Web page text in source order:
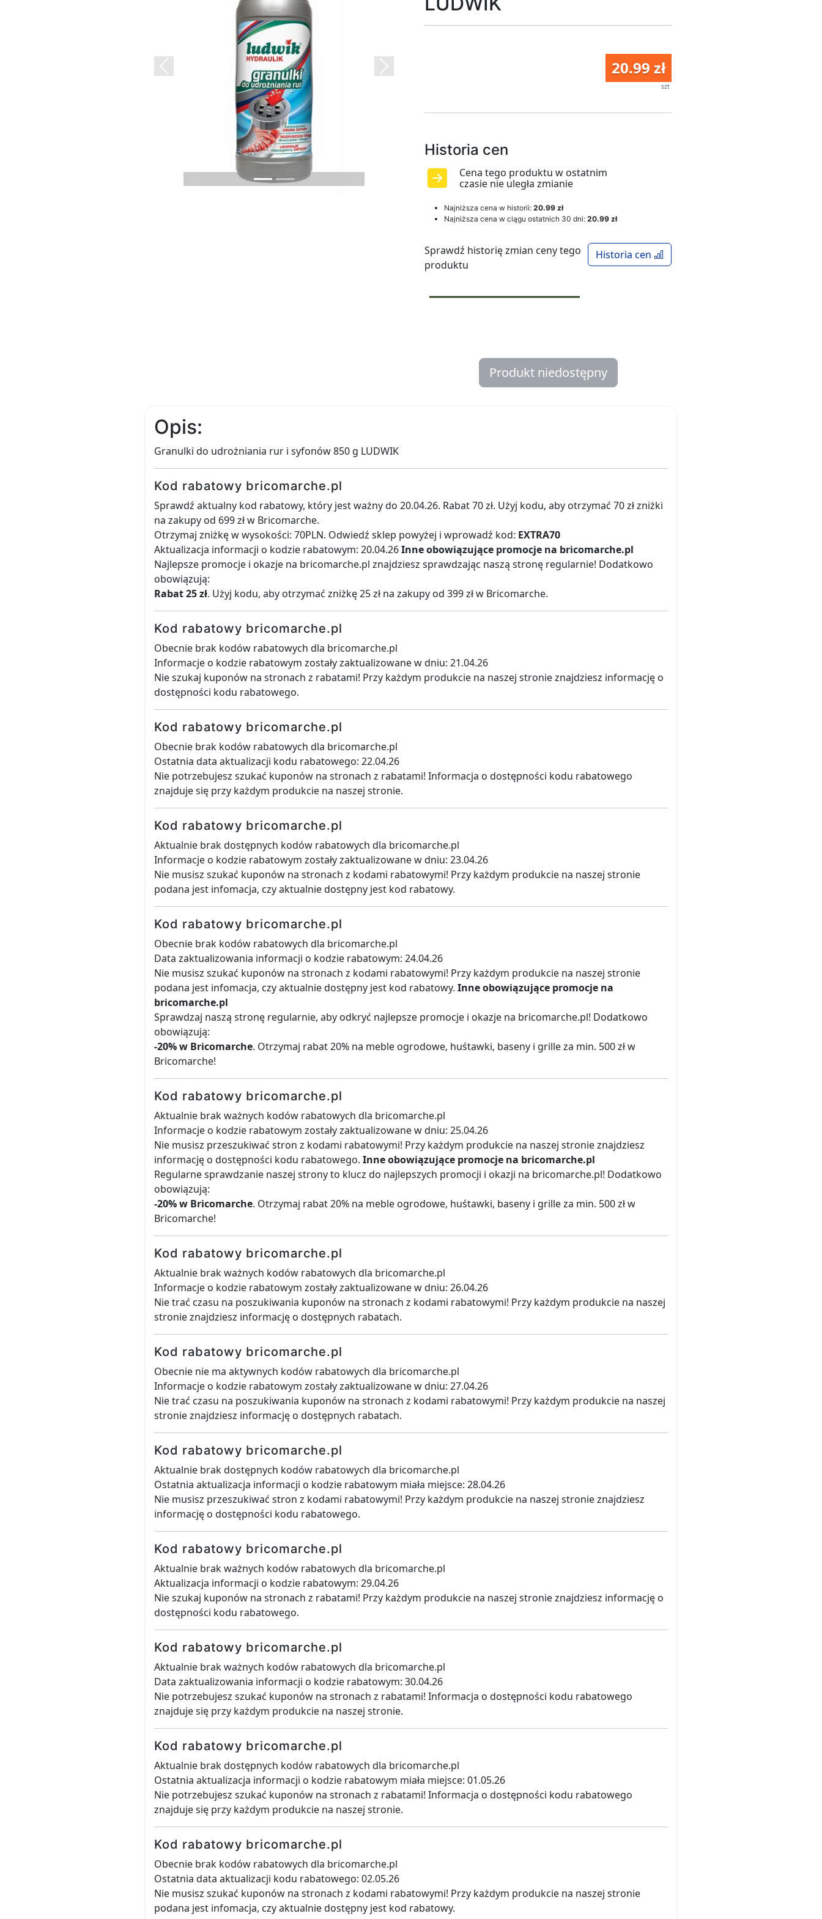
Previous Next 20.99 zł
szt
Historia cen
Cena tego produktu w ostatnim
czasie nie uległa zmianie
Najniższa cena w historii: 20.99 zł
Najniższa cena w ciągu ostatnich 30 dni: 20.99 zł
Historia cen
Sprawdź historię zmian ceny tego
produktu
Produkt niedostępny
Opis:
Granulki do udrożniania rur i syfonów 850 g LUDWIK
Kod rabatowy bricomarche.pl
Sprawdź aktualny kod rabatowy, który jest ważny do 20.04.26. Rabat 70 zł. Użyj kodu, aby otrzymać 70 zł zniżki
na zakupy od 699 zł w Bricomarche.
Otrzymaj zniżkę w wysokości: 70PLN. Odwiedź sklep powyżej i wprowadź kod: EXTRA70
Aktualizacja informacji o kodzie rabatowym: 20.04.26Inne obowiązujące promocje na bricomarche.pl
Najlepsze promocje i okazje na bricomarche.pl znajdziesz sprawdzając naszą stronę regularnie! Dodatkowo
obowiązują:
Rabat 25 zł. Użyj kodu, aby otrzymać zniżkę 25 zł na zakupy od 399 zł w Bricomarche.
Kod rabatowy bricomarche.pl
Obecnie brak kodów rabatowych dla bricomarche.pl
Informacje o kodzie rabatowym zostały zaktualizowane w dniu: 21.04.26
Nie szukaj kuponów na stronach z rabatami! Przy każdym produkcie na naszej stronie znajdziesz informację o
dostępności kodu rabatowego.
Kod rabatowy bricomarche.pl
Obecnie brak kodów rabatowych dla bricomarche.pl
Ostatnia data aktualizacji kodu rabatowego: 22.04.26
Nie potrzebujesz szukać kuponów na stronach z rabatami! Informacja o dostępności kodu rabatowego
znajduje się przy każdym produkcie na naszej stronie.
Kod rabatowy bricomarche.pl
Aktualnie brak dostępnych kodów rabatowych dla bricomarche.pl
Informacje o kodzie rabatowym zostały zaktualizowane w dniu: 23.04.26
Nie musisz szukać kuponów na stronach z kodami rabatowymi! Przy każdym produkcie na naszej stronie
podana jest infomacja, czy aktualnie dostępny jest kod rabatowy.
Kod rabatowy bricomarche.pl
Obecnie brak kodów rabatowych dla bricomarche.pl
Data zaktualizowania informacji o kodzie rabatowym: 24.04.26
Nie musisz szukać kuponów na stronach z kodami rabatowymi! Przy każdym produkcie na naszej stronie
podana jest infomacja, czy aktualnie dostępny jest kod rabatowy. Inne obowiązujące promocje na
bricomarche.pl
Sprawdzaj naszą stronę regularnie, aby odkryć najlepsze promocje i okazje na bricomarche.pl! Dodatkowo
obowiązują:
-20% w Bricomarche. Otrzymaj rabat 20% na meble ogrodowe, huśtawki, baseny i grille za min. 500 zł w
Bricomarche!
Kod rabatowy bricomarche.pl
Aktualnie brak ważnych kodów rabatowych dla bricomarche.pl
Informacje o kodzie rabatowym zostały zaktualizowane w dniu: 25.04.26
Nie musisz przeszukiwać stron z kodami rabatowymi! Przy każdym produkcie na naszej stronie znajdziesz
informację o dostępności kodu rabatowego. Inne obowiązujące promocje na bricomarche.pl
Regularne sprawdzanie naszej strony to klucz do najlepszych promocji i okazji na bricomarche.pl! Dodatkowo
obowiązują:
-20% w Bricomarche. Otrzymaj rabat 20% na meble ogrodowe, huśtawki, baseny i grille za min. 500 zł w
Bricomarche!
Kod rabatowy bricomarche.pl
Aktualnie brak ważnych kodów rabatowych dla bricomarche.pl
Informacje o kodzie rabatowym zostały zaktualizowane w dniu: 26.04.26
Nie trać czasu na poszukiwania kuponów na stronach z kodami rabatowymi! Przy każdym produkcie na naszej
stronie znajdziesz informację o dostępnych rabatach.
Kod rabatowy bricomarche.pl
Obecnie nie ma aktywnych kodów rabatowych dla bricomarche.pl
Informacje o kodzie rabatowym zostały zaktualizowane w dniu: 27.04.26
Nie trać czasu na poszukiwania kuponów na stronach z kodami rabatowymi! Przy każdym produkcie na naszej
stronie znajdziesz informację o dostępnych rabatach.
Kod rabatowy bricomarche.pl
Aktualnie brak dostępnych kodów rabatowych dla bricomarche.pl
Ostatnia aktualizacja informacji o kodzie rabatowym miała miejsce: 28.04.26
Nie musisz przeszukiwać stron z kodami rabatowymi! Przy każdym produkcie na naszej stronie znajdziesz
informację o dostępności kodu rabatowego.
Kod rabatowy bricomarche.pl
Aktualnie brak ważnych kodów rabatowych dla bricomarche.pl
Aktualizacja informacji o kodzie rabatowym: 29.04.26
Nie szukaj kuponów na stronach z rabatami! Przy każdym produkcie na naszej stronie znajdziesz informację o
dostępności kodu rabatowego.
Kod rabatowy bricomarche.pl
Aktualnie brak ważnych kodów rabatowych dla bricomarche.pl
Data zaktualizowania informacji o kodzie rabatowym: 30.04.26
Nie potrzebujesz szukać kuponów na stronach z rabatami! Informacja o dostępności kodu rabatowego
znajduje się przy każdym produkcie na naszej stronie.
Kod rabatowy bricomarche.pl
Aktualnie brak dostępnych kodów rabatowych dla bricomarche.pl
Ostatnia aktualizacja informacji o kodzie rabatowym miała miejsce: 01.05.26
Nie potrzebujesz szukać kuponów na stronach z rabatami! Informacja o dostępności kodu rabatowego
znajduje się przy każdym produkcie na naszej stronie.
Kod rabatowy bricomarche.pl
Obecnie brak kodów rabatowych dla bricomarche.pl
Ostatnia data aktualizacji kodu rabatowego: 02.05.26
Nie musisz szukać kuponów na stronach z kodami rabatowymi! Przy każdym produkcie na naszej stronie
podana jest infomacja, czy aktualnie dostępny jest kod rabatowy.